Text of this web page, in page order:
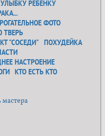
РЕБЕНКУ
ФОТО
"СОСЕДИ"
ПОХУДЕЙКА
НАСТРОЕНИЕ
КТО ЕСТЬ КТО
мастера